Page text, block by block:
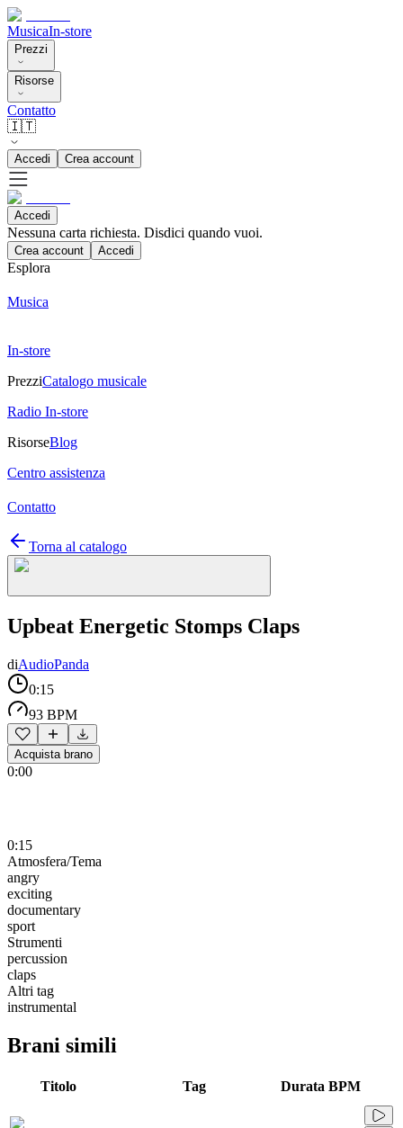
MusicaIn-store
Prezzi
Risorse
Contatto
🇮🇹
Accedi Crea account
Accedi
Nessuna carta richiesta. Disdici quando vuoi.
Crea account Accedi
Esplora
Musica
In-store
PrezziCatalogo musicale
Radio In-store
RisorseBlog
Centro assistenza
Contatto
Torna al catalogo
Upbeat Energetic Stomps Claps
diAudioPanda
0:15
93 BPM
Acquista brano
0:00
0:15
Atmosfera/Tema
angry
exciting
documentary
sport
Strumenti
percussion
claps
Altri tag
instrumental
Brani simili
Titolo Tag Durata BPM